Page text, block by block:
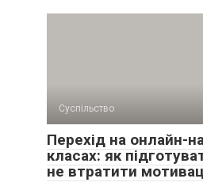
Суспільство
Перехід на онлайн-
класах: як
не втратити